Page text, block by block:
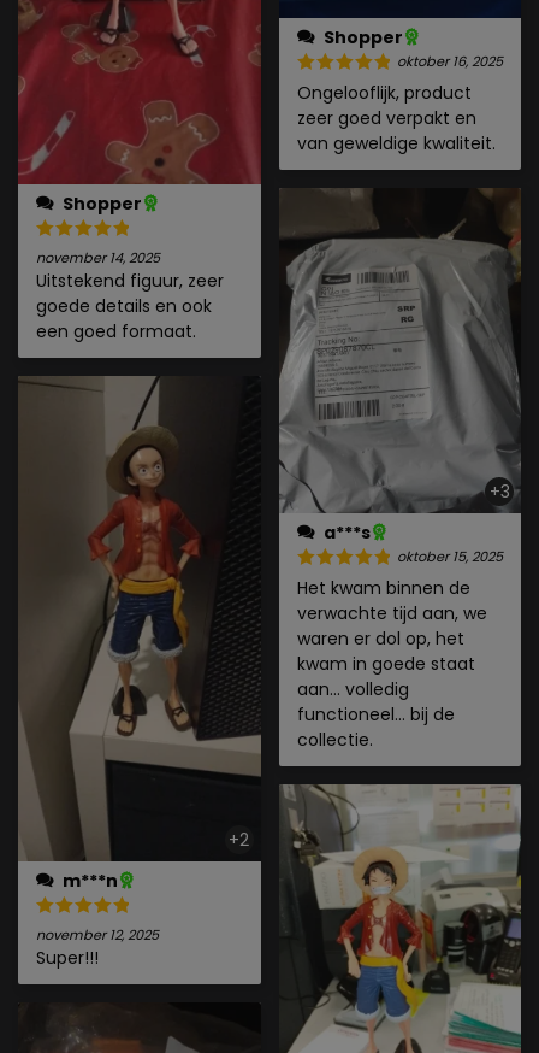
Shopper
november 14, 2025
Uitstekend figuur, zeer
goede details en ook
een goed formaat.
+2
m***n
november 12, 2025
Super!!!
Shopper
oktober 16, 2025
Ongelooflijk, product
zeer goed verpakt en
van geweldige kwaliteit.
+3
a***s
oktober 15, 2025
Het kwam binnen de
verwachte tijd aan, we
waren er dol op, het
kwam in goede staat
aan... volledig
functioneel... bij de
collectie.